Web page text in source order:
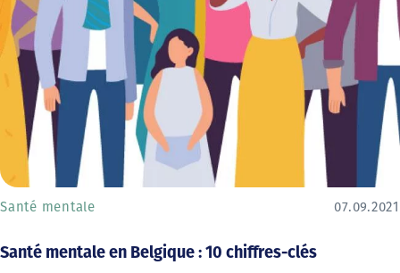
Santé mentale en Belgique : 10 chiffres-clés
Santé mentale 07.09.2021